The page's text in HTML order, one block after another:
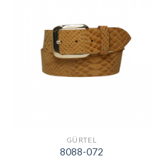
GÜRTEL
8088-072